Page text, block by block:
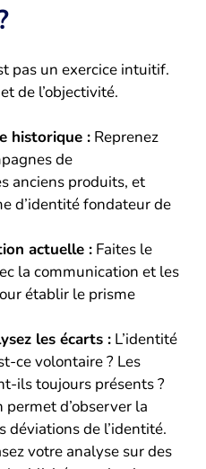
pas un exercice intuitif.
de l’objectivité.
historique : Reprenez
de
anciens produits, et
d’identité fondateur de
actuelle : Faites le
la communication et les
établir le prisme
les écarts : L’identité
ce volontaire ? Les
ils toujours présents ?
permet d’observer la
déviations de l’identité.
votre analyse sur des